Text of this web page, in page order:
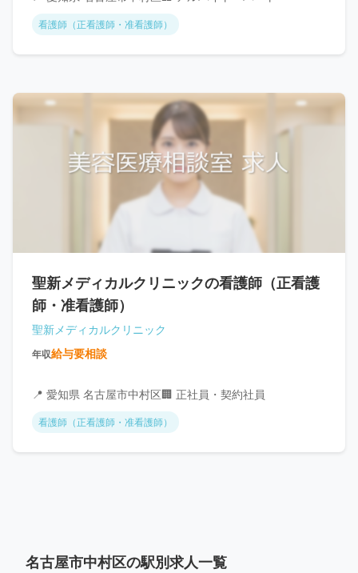
看護師（正看護師・准看護師）
聖新メディカルクリニックの看護師（正看護
師・准看護師）
聖新メディカルクリニック
年収給与要相談
📍 愛知県 名古屋市中村区🏢 正社員・契約社員
看護師（正看護師・准看護師）
名古屋市中村区の駅別求人一覧